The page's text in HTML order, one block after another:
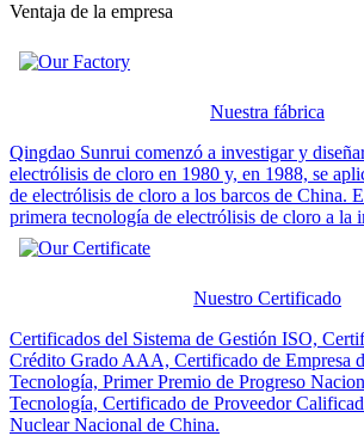
Ventaja de la empresa
Nuestra fábrica
Qingdao Sunrui comenzó a investigar y
electrólisis de cloro en 1980 y, en 1988, se
de electrólisis de cloro a los barcos de China.
primera tecnología de electrólisis de cloro a la
Nuestro Certificado
Certificados del Sistema de Gestión ISO,
Crédito Grado AAA, Certificado de Empresa
Tecnología, Primer Premio de Progreso
Tecnología, Certificado de Proveedor
Nuclear Nacional de China.